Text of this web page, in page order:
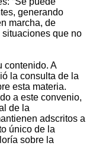
generando
marcha, de
que no
contenido. A
la consulta de la
esta materia.
a este convenio,
de la
adscritos a
único de la
sobre la